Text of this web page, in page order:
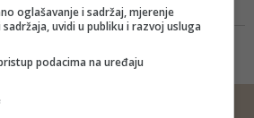
rešetaka, nepoznato je gdje se
nalaze nevjerna supruga i njihove
oglašavanje i sadržaj, mjerenje
uvidi u publiku i razvoj usluga
podacima na uređaju